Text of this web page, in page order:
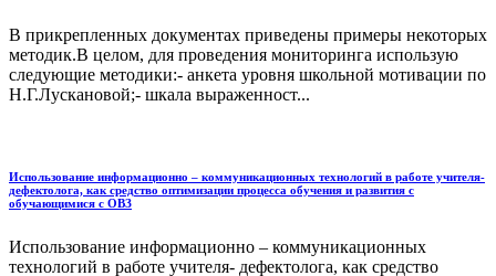
В прикрепленных документах приведены примеры некоторых
методик.В целом, для проведения мониторинга использую
следующие методики:- анкета уровня школьной мотивации по
Н.Г.Лускановой;- шкала выраженност...
Использование информационно – коммуникационных технологий в работе учителя-
дефектолога, как средство оптимизации процесса обучения и развития с
обучающимися с ОВЗ
Использование информационно – коммуникационных
технологий в работе учителя- дефектолога, как средство